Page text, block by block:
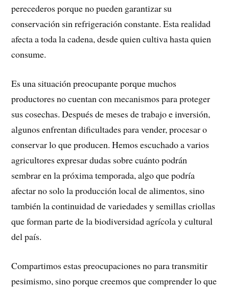
perecederos porque no pueden garantizar su
conservación sin refrigeración constante. Esta realidad
afecta a toda la cadena, desde quien cultiva hasta quien
consume.
Es una situación preocupante porque muchos
productores no cuentan con mecanismos para proteger
sus cosechas. Después de meses de trabajo e inversión,
algunos enfrentan dificultades para vender, procesar o
conservar lo que producen. Hemos escuchado a varios
agricultores expresar dudas sobre cuánto podrán
sembrar en la próxima temporada, algo que podría
afectar no solo la producción local de alimentos, sino
también la continuidad de variedades y semillas criollas
que forman parte de la biodiversidad agrícola y cultural
del país.
Compartimos estas preocupaciones no para transmitir
pesimismo, sino porque creemos que comprender lo que